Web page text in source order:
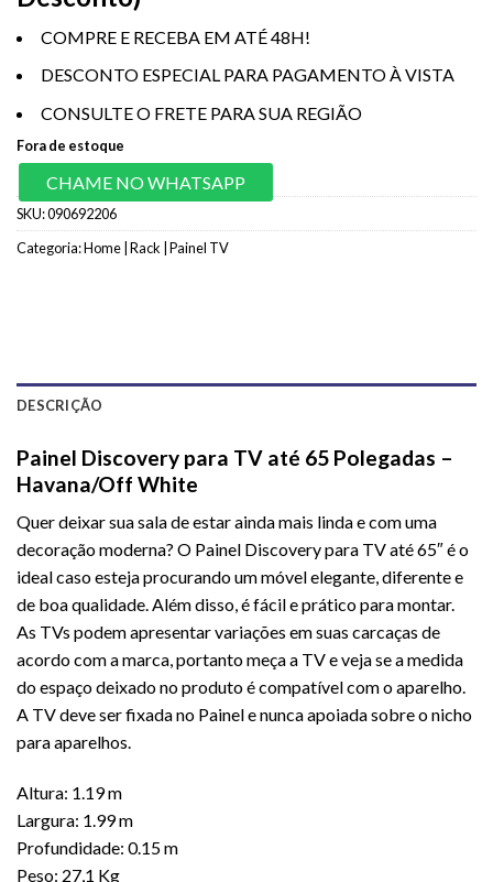
COMPRE E RECEBA EM ATÉ 48H!
DESCONTO ESPECIAL PARA PAGAMENTO À VISTA
CONSULTE O FRETE PARA SUA REGIÃO
Fora de estoque
CHAME NO WHATSAPP
SKU:090692206
Categoria:Home | Rack | Painel TV
DESCRIÇÃO
Painel Discovery para TV até 65 Polegadas –
Havana/Off White
Quer deixar sua sala de estar ainda mais linda e com uma
decoração moderna? O Painel Discovery para TV até 65″é o
ideal caso esteja procurando um móvel elegante, diferente e
de boa qualidade. Além disso, é fácil e prático para montar.
As TVs podem apresentar variações em suas carcaças de
acordo com a marca, portanto meça a TV e veja se a medida
do espaço deixado no produto é compatível com o aparelho.
A TV deve ser fixada no Painel e nunca apoiada sobre o nicho
para aparelhos.
Altura: 1.19 m
Largura: 1.99 m
Profundidade: 0.15 m
Peso: 27,1 Kg